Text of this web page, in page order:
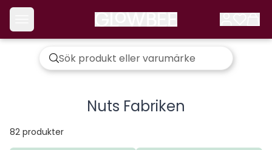
Nuts Fabriken
82 produkter